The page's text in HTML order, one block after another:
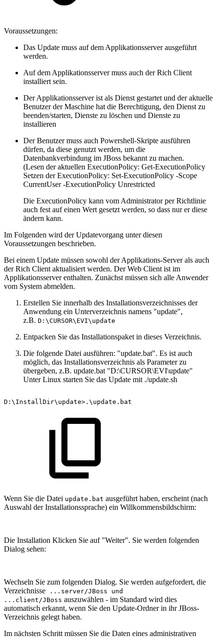
Voraussetzungen:
Das Update muss auf dem Applikationsserver ausgeführt
werden.
Auf dem Applikationsserver muss auch der Rich Client
installiert sein.
Der Applikationsserver ist als Dienst gestartet und der aktuelle
Benutzer der Maschine hat die Berechtigung, den Dienst zu
beenden/starten, Dienste zu löschen und Dienste zu
installieren
Der Benutzer muss auch Powershell-Skripte ausführen
dürfen, da diese genutzt werden, um die
Datenbankverbindung im JBoss bekannt zu machen.
(Lesen der aktuellen ExecutionPolicy: Get-ExecutionPolicy
Setzen der ExecutionPolicy: Set-ExecutionPolicy -Scope
CurrentUser -ExecutionPolicy Unrestricted
Die ExecutionPolicy kann vom Administrator per Richtlinie
auch fest auf einen Wert gesetzt werden, so dass nur er diese
ändern kann.
Im Folgenden wird der Updatevorgang unter diesen
Voraussetzungen beschrieben.
Bei einem Update müssen sowohl der Applikations-Server als auch
der Rich Client aktualisiert werden. Der Web Client ist im
Applikationsserver enthalten. Zunächst müssen sich alle Anwender
vom System abmelden.
Erstellen Sie innerhalb des Installationsverzeichnisses der
Anwendung ein Unterverzeichnis namens "update",
z.B. D:\CURSOR\EVI\update
Entpacken Sie das Installationspaket in dieses Verzeichnis.
Die folgende Datei ausführen: "update.bat". Es ist auch
möglich, das Installationsverzeichnis als Parameter zu
übergeben, z.B. update.bat "D:\CURSOR\EVI\update"
Unter Linux starten Sie das Update mit ./update.sh
D:\InstallDir\update>.\update.bat
Wenn Sie die Datei update.bat ausgeführt haben, erscheint (nach
Auswahl der Installationssprache) ein Willkommensbildschirm:
Die Installation Klicken Sie auf "Weiter". Sie werden folgenden
Dialog sehen:
Wechseln Sie zum folgenden Dialog. Sie werden aufgefordert, die
Verzeichnisse ...server/JBoss und
...client/JBoss auszuwählen - im Standard wird dies
automatisch erkannt, wenn Sie den Update-Ordner in ihr JBoss-
Verzeichnis gelegt haben.
Im nächsten Schritt müssen Sie die Daten eines administrativen